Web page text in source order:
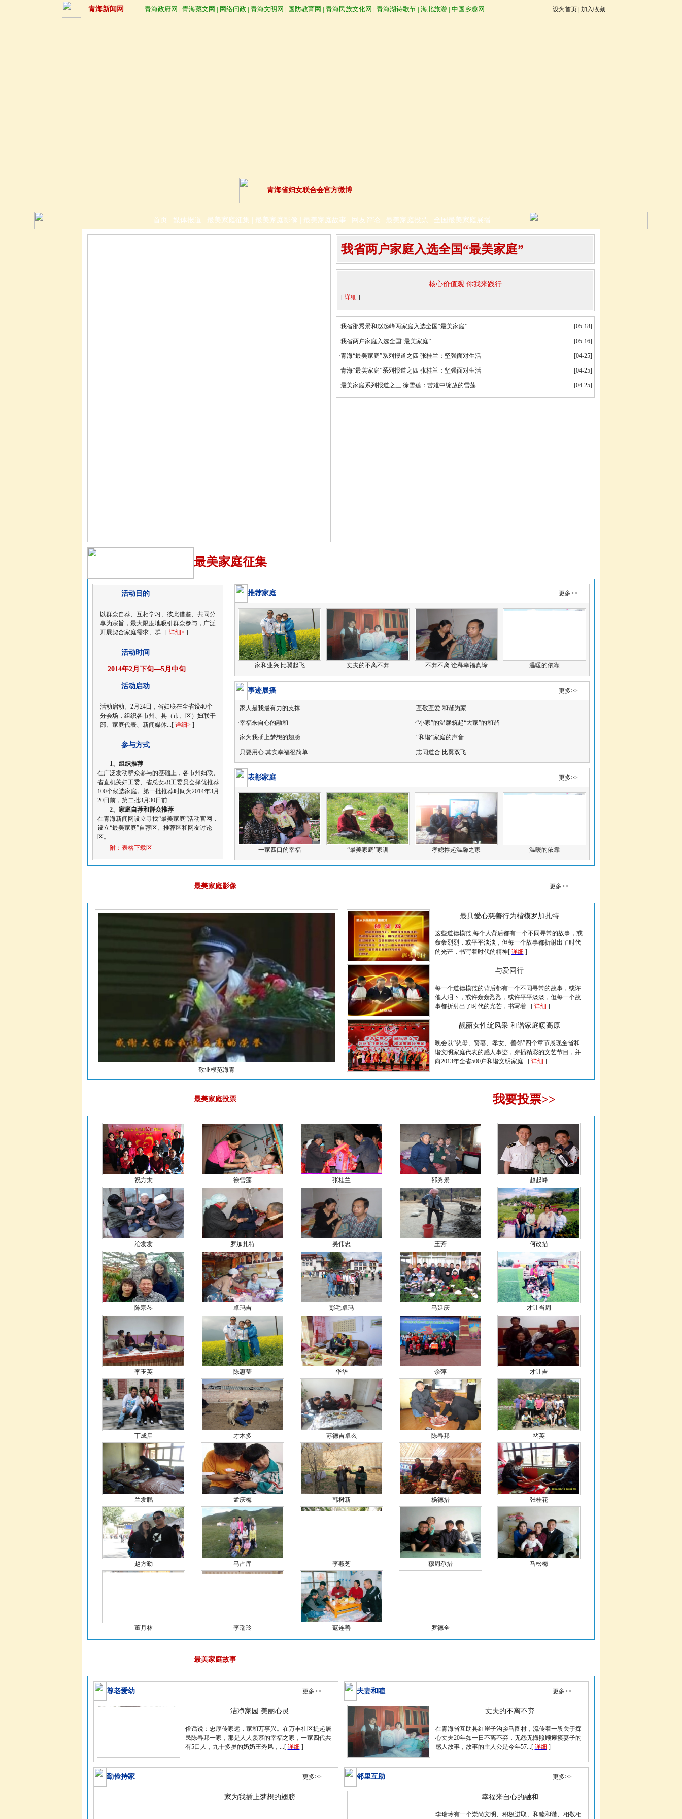
青海新闻网 青海政府网 | 青海藏文网 | 网络问政 | 青海文明网 | 国防教育网 | 青海民族文化网 | 青海湖诗歌节 | 海北旅游 | 中国乡趣网 设为首页 加入收藏
青海省妇女联合会官方微博
首页 媒体报道 最美家庭征集 最美家庭影像 最美家庭故事 网友评论 最美家庭投票 全国最美家庭展播
我省两户家庭入选全国“最美家庭”
核心价值观 你我来践行
[ 详细 ]
·我省邵秀景和赵起峰两家庭入选全国“最美家庭” [05-18]
·我省两户家庭入选全国“最美家庭” [05-16]
·青海“最美家庭”系列报道之四 张桂兰：坚强面对生活 [04-25]
·青海“最美家庭”系列报道之四 张桂兰：坚强面对生活 [04-25]
·最美家庭系列报道之三 徐雪莲：苦难中绽放的雪莲 [04-25]
最美家庭征集
活动目的
以群众自荐、互相学习、彼此借鉴、共同分
享为宗旨，最大限度地吸引群众参与，广泛
开展契合家庭需求、群...[ 详细> ]
活动时间
2014年2月下旬—5月中旬
活动启动
活动启动。2月24日，省妇联在全省设40个
分会场，组织各市州、县（市、区）妇联干
部、家庭代表、新闻媒体...[ 详细> ]
参与方式
1、组织推荐
在广泛发动群众参与的基础上，各市州妇联、
省直机关妇工委、省总女职工委员会择优推荐
100个候选家庭。第一批推荐时间为2014年3月
20日前，第二批3月30日前
2、家庭自荐和群众推荐
在青海新闻网设立寻找“最美家庭”活动官网，
设立“最美家庭”自荐区、推荐区和网友讨论
区。
附：表格下载区
推荐家庭 更多>>
家和业兴 比翼起飞 丈夫的不离不弃 不弃不离 诠释幸福真谛 温暖的依靠
事迹展播 更多>>
·家人是我最有力的支撑 ·互敬互爱 和谐为家
·幸福来自心的融和 ·“小家”的温馨筑起“大家”的和谐
·家为我插上梦想的翅膀 ·“和谐”家庭的声音
·只要用心 其实幸福很简单 ·志同道合 比翼双飞
表彰家庭 更多>>
一家四口的幸福 “最美家庭”家训 孝媳撑起温馨之家 温暖的依靠
最美家庭影像 更多>>
敬业模范海青
最具爱心慈善行为楷模罗加扎特
这些道德模范,每个人背后都有一个不同寻常的故事，或
轰轰烈烈，或平平淡淡，但每一个故事都折射出了时代
的光芒，书写着时代的精神[ 详细 ]
与爱同行
每一个道德模范的背后都有一个不同寻常的故事，或许
催人泪下，或许轰轰烈烈，或许平平淡淡，但每一个故
事都折射出了时代的光芒，书写着...[ 详细 ]
靓丽女性绽风采 和谐家庭暖高原
晚会以“慈母、贤妻、孝女、善邻”四个章节展现全省和
谐文明家庭代表的感人事迹，穿插精彩的文艺节目，并
向2013年全省500户和谐文明家庭...[ 详细 ]
最美家庭投票 我要投票>>
祝方太 徐雪莲 张桂兰 邵秀景 赵起峰
冶发发 罗加扎特 吴伟忠 王芳 何改措
陈宗琴 卓玛吉 彭毛卓玛 马延庆 才让当周
李玉英 陈惠莹 华华 余萍 才让吉
丁成启 才木多 苏德吉卓么 陈春邦 禇英
兰发鹏 孟庆梅 韩树新 杨德措 张桂花
赵方勤 马占库 李燕芝 穆周尕措 马松梅
董月林 李瑞玲 寇连善 罗德全
最美家庭故事
尊老爱幼 更多>>
洁净家园 美丽心灵
俗话说：忠厚传家远，家和万事兴。在万丰社区提起居
民陈春邦一家，那是人人羡慕的幸福之家，一家四代共
有5口人，九十多岁的奶奶王秀风，...[ 详细 ]
夫妻和睦 更多>>
丈夫的不离不弃
在青海省互助县红崖子沟乡马圈村，流传着一段关于痴
心丈夫20年如一日不离不弃，无怨无悔照顾瘫痪妻子的
感人故事，故事的主人公是今年57...[ 详细 ]
勤俭持家 更多>>
家为我插上梦想的翅膀
邻里互助 更多>>
幸福来自心的融和
李瑞玲有一个崇尚文明、积极进取、和睦和谐、相敬相